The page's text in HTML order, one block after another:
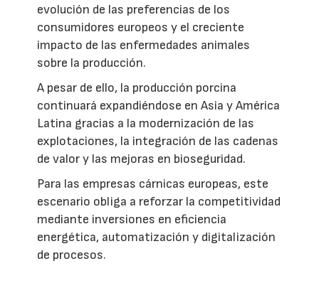
evolución de las preferencias de los
consumidores europeos y el creciente
impacto de las enfermedades animales
sobre la producción.
A pesar de ello, la producción porcina
continuará expandiéndose en Asia y América
Latina gracias a la modernización de las
explotaciones, la integración de las cadenas
de valor y las mejoras en bioseguridad.
Para las empresas cárnicas europeas, este
escenario obliga a reforzar la competitividad
mediante inversiones en eficiencia
energética, automatización y digitalización
de procesos.